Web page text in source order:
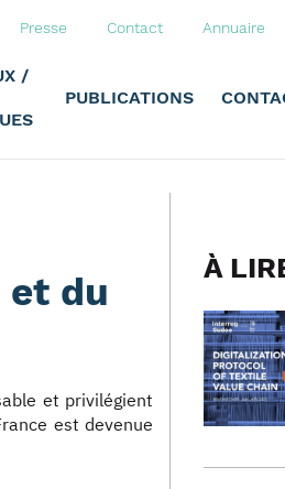
Presse Contact Annuaire
/
PUBLICATIONS
et du
et privilégient
est devenue
À